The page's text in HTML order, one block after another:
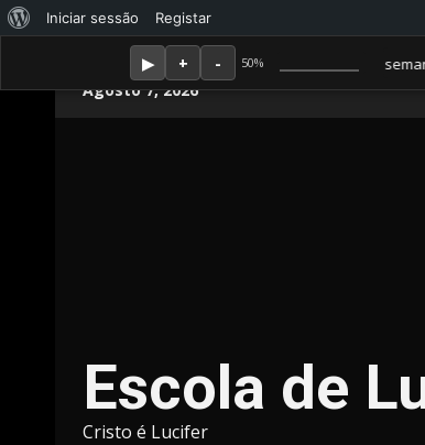
50%
Membro Amor ganha jornal mensal + aula semanal
Sobre
WordPress
Iniciar sessão Registar
Agosto 7, 2026
Escola de
Cristo é Lucifer